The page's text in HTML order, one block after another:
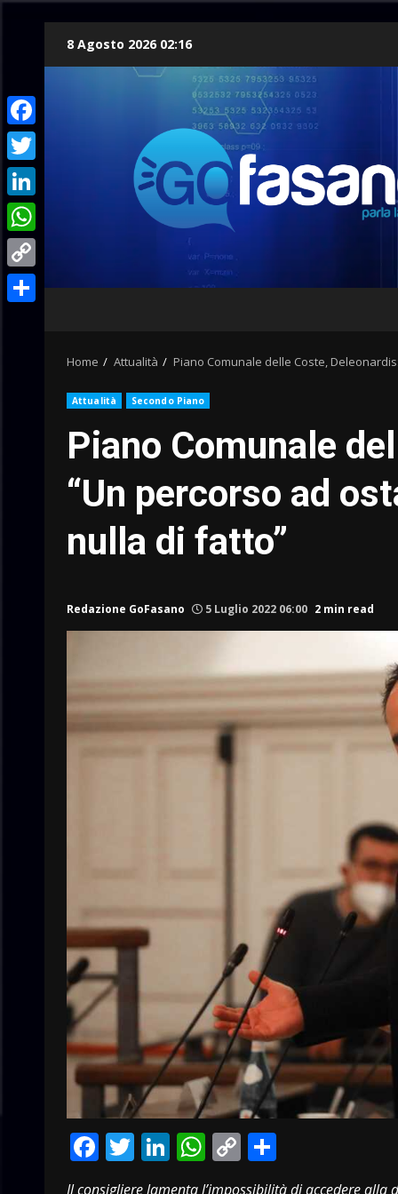
8 Agosto 2026 02:16
Home Attualità Piano Comunale delle Coste,
Attualità Secondo Piano
Piano Comunale
“Un percorso ad
nulla di fatto”
Redazione GoFasano 5 Luglio 2022 06:00 2 min read
Facebook
Twitter
LinkedIn
WhatsApp
Copy
Link
Il consigliere lamenta l’impossibilità di accedere alla
Facebook
Twitter
LinkedIn
WhatsApp
Copy